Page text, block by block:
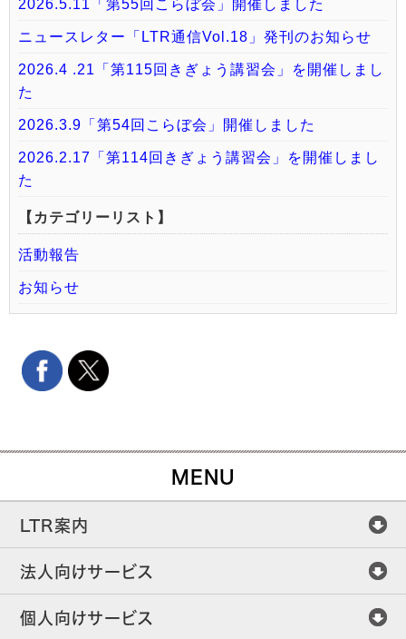
2026.5.11「第55回こらぼ会」開催しました
ニュースレター「LTR通信Vol.18」発刊のお知らせ
2026.4 .21「第115回きぎょう講習会」を開催しまし
た
2026.3.9「第54回こらぼ会」開催しました
2026.2.17「第114回きぎょう講習会」を開催しまし
た
【カテゴリーリスト】
活動報告
お知らせ
MENU
LTR案内
法人向けサービス
個人向けサービス